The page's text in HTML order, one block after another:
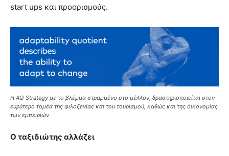
start ups και προορισμούς.
Η AQ Strategy με το βλέμμα στραμμένο στο μέλλον, δραστηριοποιείται στον
ευρύτερο τομέα της φιλοξενίας και του τουρισμού, καθώς και της οικονομίας
των εμπειριών
Ο ταξιδιώτης αλλάζει